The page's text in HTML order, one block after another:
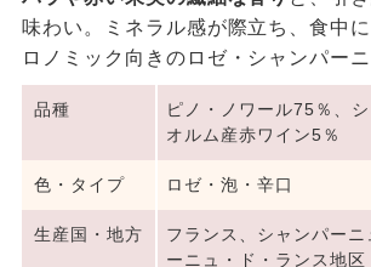
味わい。ミネラル感が際立ち、食中
ロノミック向きのロゼ・シャンパーニ
品種
ピノ・ノワール75％、シ
オルム産赤ワイン5％
色・タイプ ロゼ・泡・辛口
生産国・地方
フランス、シャンパーニ
ーニュ・ド・ランス地区